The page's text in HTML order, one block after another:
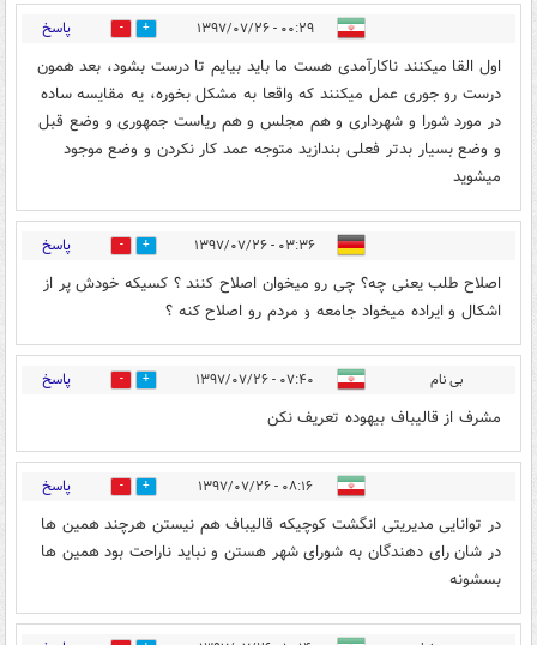
۰۰:۲۹ - ۱۳۹۷/۰۷/۲۶ 21 پاسخ
اول القا میکنند ناکارآمدی هست ما باید بیایم تا درست بشود، بعد همون
درست رو جوری عمل میکنند که واقعا به مشکل بخوره، یه مقایسه ساده
در مورد شورا و شهرداری و هم مجلس و هم ریاست جمهوری و وضع قبل
و وضع بسیار بدتر فعلی بندازید متوجه عمد کار نکردن و وضع موجود
میشوید
۰۳:۳۶ - ۱۳۹۷/۰۷/۲۶ 25 پاسخ
اصلاح طلب یعنی چه؟ چی رو میخوان اصلاح کنند ؟ کسیکه خودش پر از
اشکال و ایراده میخواد جامعه و مردم رو اصلاح کنه ؟
بی نام ۰۷:۴۰ - ۱۳۹۷/۰۷/۲۶ 4 پاسخ
مشرف از قالیباف بیهوده تعریف نکن
۰۸:۱۶ - ۱۳۹۷/۰۷/۲۶ 16 پاسخ
در توانایی مدیریتی انگشت کوچیکه قالیباف هم نیستن هرچند همین ها
در شان رای دهندگان به شورای شهر هستن و نباید ناراحت بود همین ها
بسشونه